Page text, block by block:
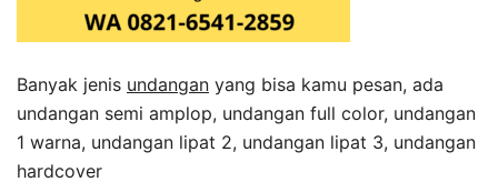
Banyak jenis undangan yang bisa kamu pesan, ada
undangan semi amplop, undangan full color, undangan
1 warna, undangan lipat 2, undangan lipat 3, undangan
hardcover